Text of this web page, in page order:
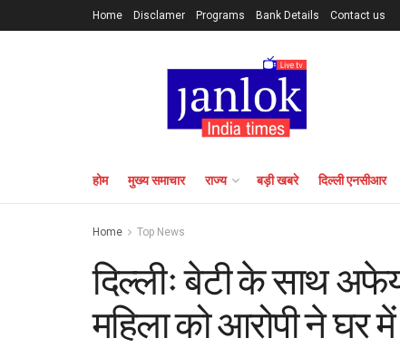
Home Disclamer Programs Bank Details Contact us
होम मुख्य समाचार राज्य बड़ी खबरे दिल्ली एनसीआर
Home Top News
दिल्लीः बेटी के साथ
महिला को आरोपी ने घर